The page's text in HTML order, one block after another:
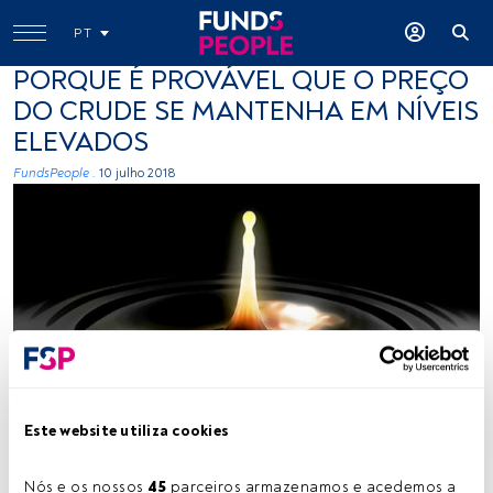
Este website utiliza cookies
Nós e os nossos 45 parceiros armazenamos e acedemos a
PT
PORQUE É PROVÁVEL QUE O PREÇO
DO CRUDE SE MANTENHA EM NÍVEIS
ELEVADOS
FundsPeople . 10 julho 2018
-